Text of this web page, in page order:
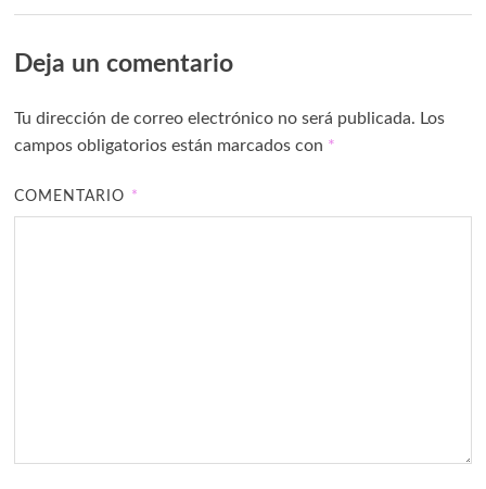
Deja un comentario
Tu dirección de correo electrónico no será publicada. Los
campos obligatorios están marcados con *
COMENTARIO *